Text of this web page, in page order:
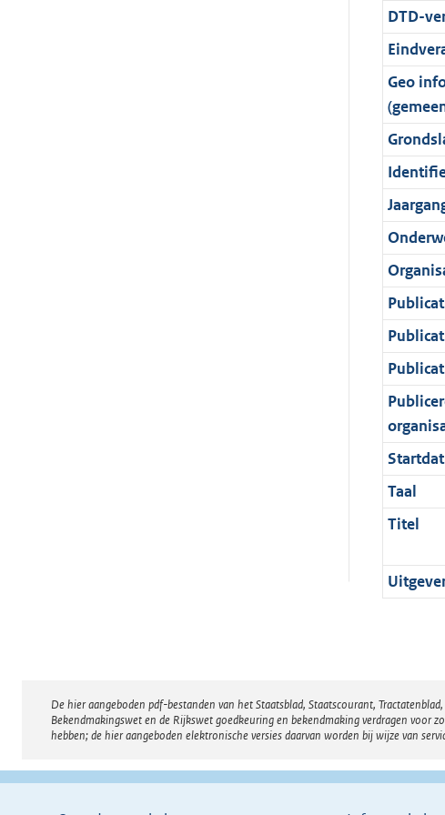
o
r
m
a
t
f
o
r
a
a
t
n
f
o
m
a
a
t
i
n
f
r
m
a
a
t
DTD-
Geo
Taal
Titel
Disclaimer
De hier aangeboden pdf-bestanden van het Staatsblad, Staatscourant,
Bekendmakingswet en de Rijkswet goedkeuring en bekendmaking verdragen voor
hebben; de hier aangeboden elektronische versies daarvan worden bij wijze van